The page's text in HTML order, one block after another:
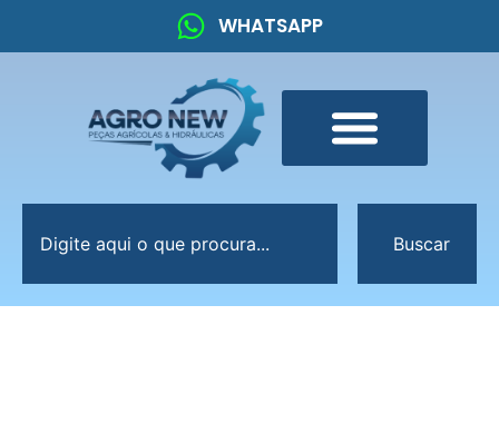
WHATSAPP
Buscar